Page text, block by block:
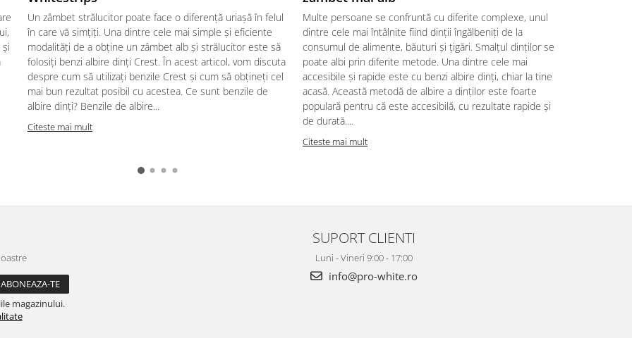
Un zâmbet strălucitor poate face o diferență uriașă în felul
în care vă simțiți. Una dintre cele mai simple și eficiente
modalități de a obține un zâmbet alb și strălucitor este să
folosiți benzi albire dinți Crest. În acest articol, vom discuta
despre cum să utilizați benzile Crest și cum să obțineți cel
mai bun rezultat posibil cu acestea. Ce sunt benzile de
albire dinți? Benzile de albire...
Citeste mai mult
Multe persoane se confruntă cu diferite complexe, unul
dintre cele mai întâlnite fiind dinții îngălbeniți de la
consumul de alimente, băuturi și țigări. Smalțul dinților se
poate albi prin diferite metode. Una dintre cele mai
accesibile și rapide este cu benzi albire dinți, chiar la tine
acasă. Această metodă de albire a dinților este foarte
populară pentru că este accesibilă, cu rezultate rapide și
de durată....
Citeste mai mult
magazinului.
SUPORT CLIENTI
Luni - Vineri 9:00 - 17:00
info@pro-white.ro